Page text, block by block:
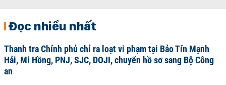
Đọc nhiều nhất
Thanh tra Chính phủ chỉ ra loạt vi phạm tại Bảo Tín Mạnh
Hải, Mi Hồng, PNJ, SJC, DOJI, chuyển hồ sơ sang Bộ Công
an